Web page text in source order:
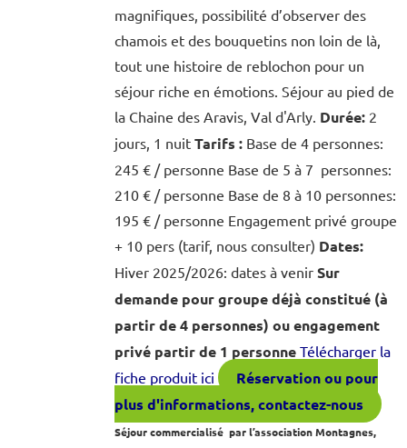
magnifiques, possibilité d’observer des
chamois et des bouquetins non loin de là,
tout une histoire de reblochon pour un
séjour riche en émotions. Séjour au pied de
la Chaine des Aravis, Val d'Arly. Durée:2
jours, 1 nuit Tarifs :Base de 4 personnes:
245 € / personne Base de 5 à 7 personnes:
210 € / personne Base de 8 à 10 personnes:
195 € / personne Engagement privé groupe
+ 10 pers (tarif, nous consulter) Dates:
Hiver 2025/2026: dates à venir Sur
demande pour groupe déjà constitué (à
partir de 4 personnes) ou engagement
privé partir de 1 personne Télécharger la
fiche produit ici
Réservation ou pour
plus d'informations, contactez-nous
Séjour commercialisé par l’association Montagnes,